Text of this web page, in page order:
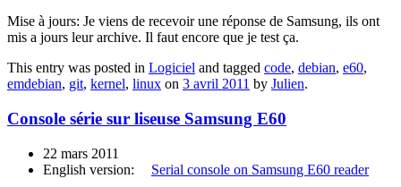
Mise à jours: Je viens de recevoir une réponse de Samsung, ils ont
mis a jours leur archive. Il faut encore que je test ça.
This entry was posted in Logiciel and tagged code, debian, e60,
emdebian, git, kernel, linux on 3 avril 2011 by Julien.
Console série sur liseuse Samsung E60
22 mars 2011
English version:
Serial console on Samsung E60 reader